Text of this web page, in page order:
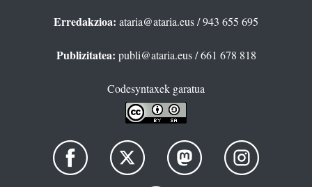
Erredakzioa: ataria@ataria.eus/ 943 655 695
Publizitatea: publi@ataria.eus/ 661 678 818
Codesyntaxek garatua